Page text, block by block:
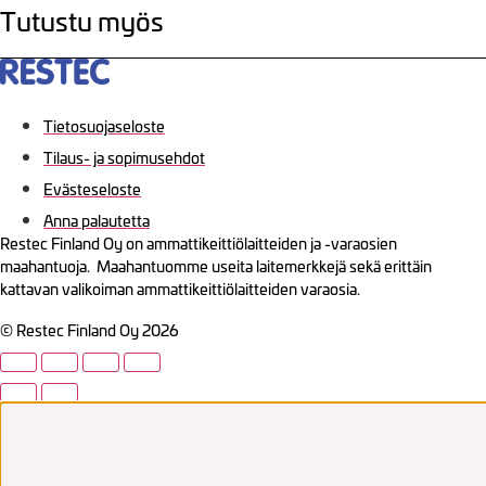
Tutustu myös
Tietosuojaseloste
Tilaus- ja sopimusehdot
Evästeseloste
Anna palautetta
Restec Finland Oy on ammattikeittiölaitteiden ja -varaosien
maahantuoja. Maahantuomme useita laitemerkkejä sekä erittäin
kattavan valikoiman ammattikeittiölaitteiden varaosia.
© Restec Finland Oy 2026